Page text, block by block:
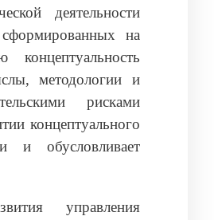
деятельности
на
методологии и
рисками
концептуального
и обусловливает
управления